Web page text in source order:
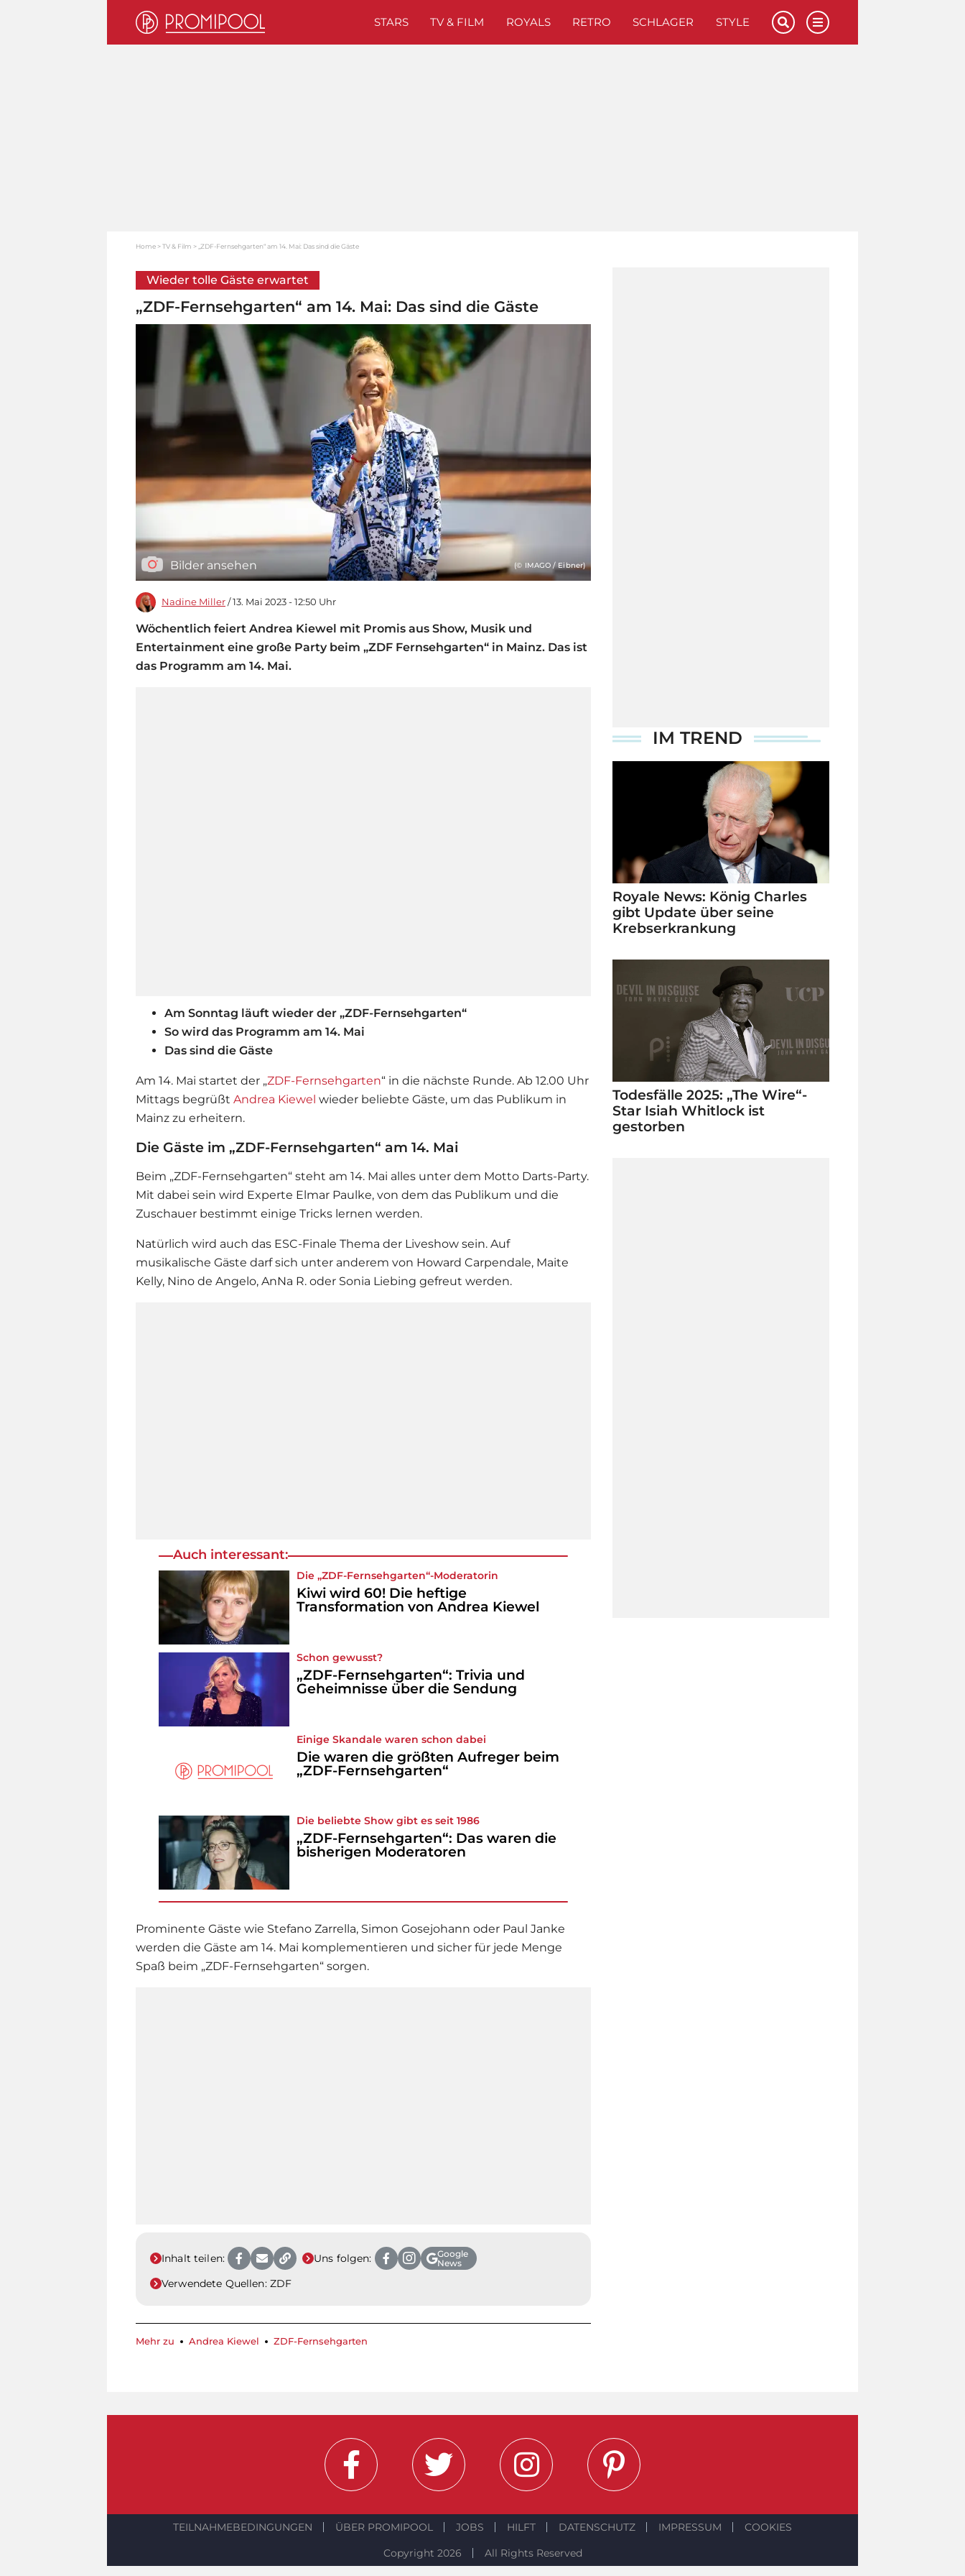
STARS TV & FILM ROYALS RETRO SCHLAGER STYLE
Home TV & Film „ZDF-Fernsehgarten“ am 14. Mai: Das sind die Gäste
Wieder tolle Gäste erwartet
„ZDF-Fernsehgarten“ am 14. Mai: Das sind die Gäste
Bilder ansehen (© IMAGO / Eibner)
Nadine Miller / 13. Mai 2023 - 12:50 Uhr
Wöchentlich feiert Andrea Kiewel mit Promis aus Show, Musik und
Entertainment eine große Party beim „ZDF Fernsehgarten“ in Mainz. Das ist
das Programm am 14. Mai.
Am Sonntag läuft wieder der „ZDF-Fernsehgarten“
So wird das Programm am 14. Mai
Das sind die Gäste
Am 14. Mai startet der „ZDF-Fernsehgarten“ in die nächste Runde. Ab 12.00 Uhr
Mittags begrüßt Andrea Kiewel wieder beliebte Gäste, um das Publikum in
Mainz zu erheitern.
Die Gäste im „ZDF-Fernsehgarten“ am 14. Mai
Beim „ZDF-Fernsehgarten“ steht am 14. Mai alles unter dem Motto Darts-Party.
Mit dabei sein wird Experte Elmar Paulke, von dem das Publikum und die
Zuschauer bestimmt einige Tricks lernen werden.
Natürlich wird auch das ESC-Finale Thema der Liveshow sein. Auf
musikalische Gäste darf sich unter anderem von Howard Carpendale, Maite
Kelly, Nino de Angelo, AnNa R. oder Sonia Liebing gefreut werden.
Auch interessant:
Die „ZDF-Fernsehgarten“-Moderatorin
Kiwi wird 60! Die heftige
Transformation von Andrea Kiewel
Schon gewusst?
„ZDF-Fernsehgarten“: Trivia und
Geheimnisse über die Sendung
Einige Skandale waren schon dabei
Die waren die größten Aufreger beim
„ZDF-Fernsehgarten“
Die beliebte Show gibt es seit 1986
„ZDF-Fernsehgarten“: Das waren die
bisherigen Moderatoren
Prominente Gäste wie Stefano Zarrella, Simon Gosejohann oder Paul Janke
werden die Gäste am 14. Mai komplementieren und sicher für jede Menge
Spaß beim „ZDF-Fernsehgarten“ sorgen.
Inhalt teilen: Uns folgen:
Google
News
Verwendete Quellen: ZDF
Mehr zu Andrea Kiewel ZDF-Fernsehgarten
IM TREND
Royale News: König Charles
gibt Update über seine
Krebserkrankung
Todesfälle 2025: „The Wire“-
Star Isiah Whitlock ist
gestorben
TEILNAHMEBEDINGUNGEN ÜBER PROMIPOOL JOBS HILFT DATENSCHUTZ IMPRESSUM
COOKIES
Copyright 2026
All Rights Reserved